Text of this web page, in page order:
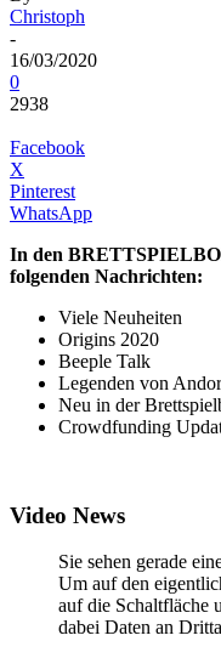
Christoph
-
16/03/2020
0
2938
Facebook
X
Pinterest
WhatsApp
In den
folgenden Nachrichten:
Viele Neuheiten
Origins 2020
Beeple Talk
Legenden von Andor
Neu in der
Crowdfunding
Video News
Sie sehen gerade
Um auf den
auf die Schaltfläche
dabei Daten an